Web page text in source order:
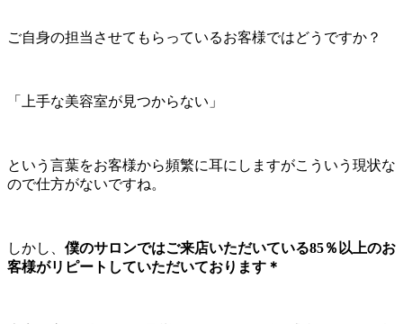
ご自身の担当させてもらっているお客様ではどうですか？
「上手な美容室が見つからない」
という言葉をお客様から頻繁に耳にしますがこういう現状な
ので仕方がないですね。
しかし、 僕のサロンではご来店いただいている85％以上のお
客様がリピートしていただいております＊